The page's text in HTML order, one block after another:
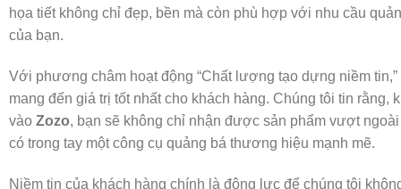
họa tiết không chỉ đẹp, bền mà còn phù hợp với nhu cầu
của bạn.
Với phương châm hoạt động “Chất lượng tạo dựng niềm
mang đến giá trị tốt nhất cho khách hàng. Chúng tôi tin rằng,
vào Zozo, bạn sẽ không chỉ nhận được sản phẩm vượt
có trong tay một công cụ quảng bá thương hiệu mạnh mẽ.
Niềm tin của khách hàng chính là động lực để chúng tôi